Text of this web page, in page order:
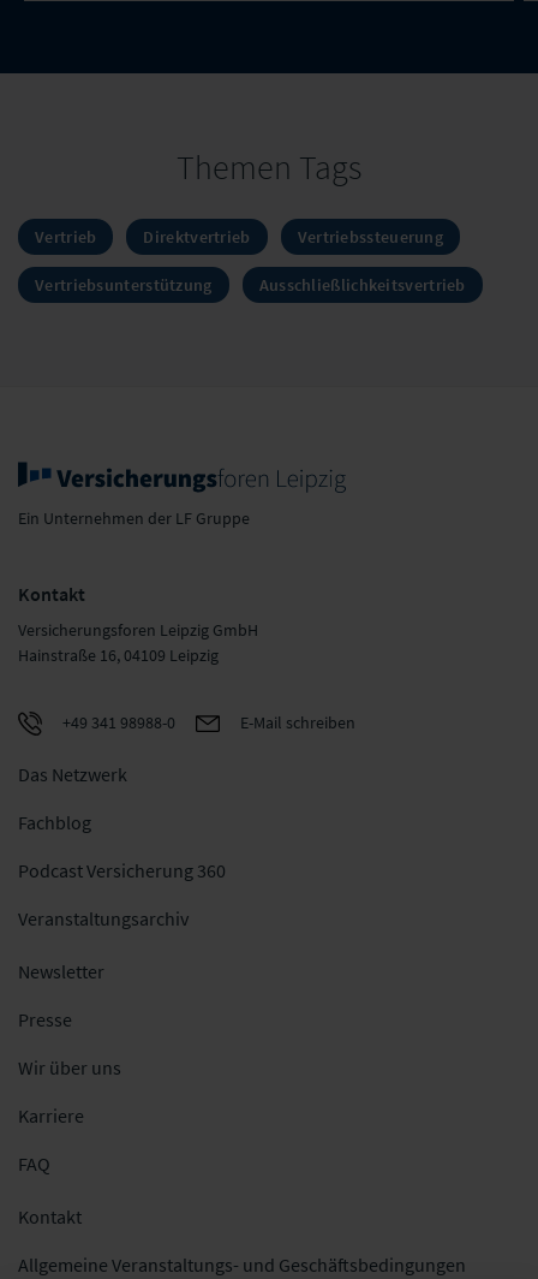
Themen Tags
Vertrieb Direktvertrieb Vertriebssteuerung
Vertriebsunterstützung Ausschließlichkeitsvertrieb
Ein Unternehmen der LF Gruppe
Kontakt
Versicherungsforen Leipzig GmbH
Hainstraße 16, 04109 Leipzig
+49 341 98988-0 E-Mail schreiben
Das Netzwerk
Fachblog
Podcast Versicherung 360
Veranstaltungsarchiv
Newsletter
Presse
Wir über uns
Karriere
FAQ
Kontakt
Allgemeine Veranstaltungs- und Geschäftsbedingungen